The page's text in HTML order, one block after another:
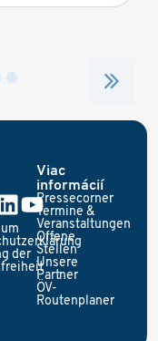
der
Viac
informácií
Pressecorner
Termine &
Veranstaltungen
Offene
Stellen
Unsere
Partner
ÖV-
Routenplaner